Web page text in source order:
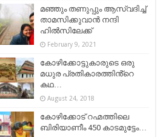
മഞ്ഞും തണുപ്പും ആസ്വദിച്ച്
താമസിക്കുവാൻ നന്ദി
ഹിൽസിലേക്ക്
February 9, 2021
കോഴിക്കോട്ടുകാരുടെ ഒരു
മധുര പ്രതികാരത്തിൻ്റെ
കഥ…
August 24, 2018
കോഴിക്കോട് റഹ്മത്തിലെ
ബിരിയാണീം 450 കാടമുട്ടേം…